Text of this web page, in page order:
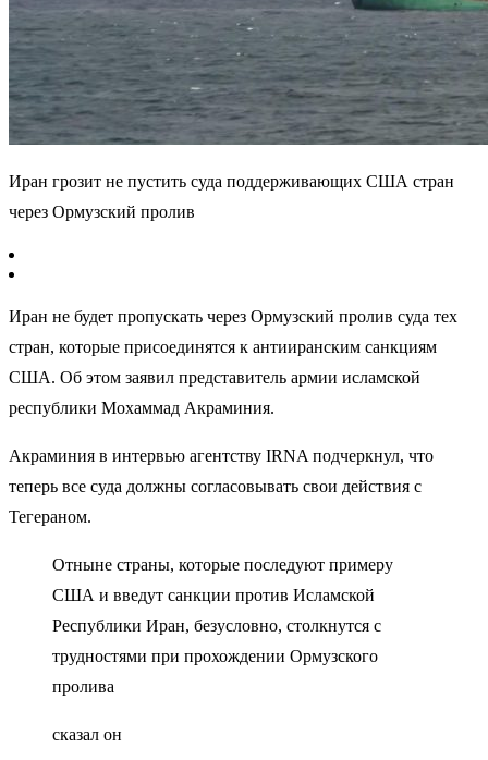
Иран грозит не пустить суда поддерживающих США стран
через Ормузский пролив
Иран не будет пропускать через Ормузский пролив суда тех
стран, которые присоединятся к антииранским санкциям
США. Об этом заявил представитель армии исламской
республики Мохаммад Акраминия.
Акраминия в интервью агентству IRNA подчеркнул, что
теперь все суда должны согласовывать свои действия с
Тегераном.
Отныне страны, которые последуют примеру
США и введут санкции против Исламской
Республики Иран, безусловно, столкнутся с
трудностями при прохождении Ормузского
пролива
сказал он